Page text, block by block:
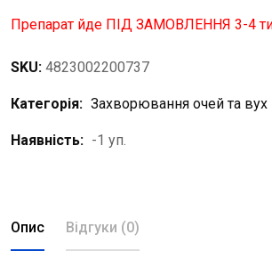
Препарат йде ПІД ЗАМОВЛЕННЯ 3-4
SKU: 4823002200737
Категорія: Захворювання очей та вух
Наявність: -1 уп.
Опис Відгуки (0)